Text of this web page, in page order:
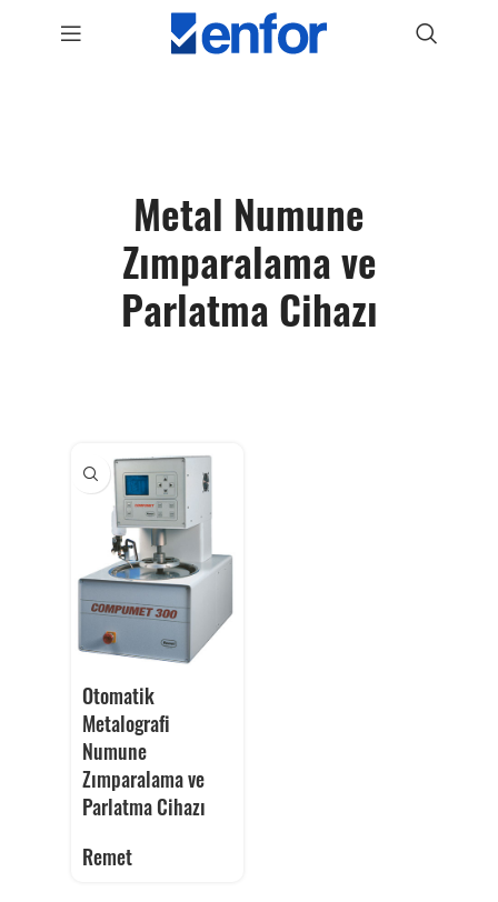
Metal Numune
Zımparalama ve
Parlatma Cihazı
Otomatik
Metalografi
Numune
Zımparalama ve
Parlatma Cihazı
Remet